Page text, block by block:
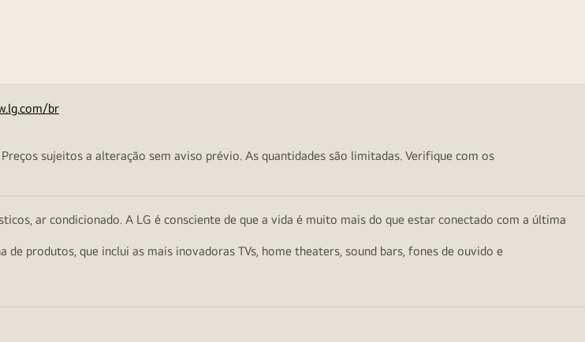
br
sujeitos a alteração sem aviso prévio. As quantidades são limitadas. Verifique com os
ar condicionado. A LG é consciente de que a vida é muito mais do que estar conectado com a última
produtos, que inclui as mais inovadoras TVs, home theaters, sound bars, fones de ouvido e